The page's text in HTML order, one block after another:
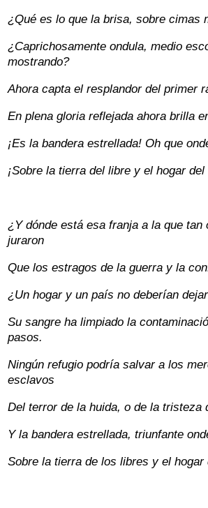
¿Qué es lo que la brisa, sobre cimas
¿Caprichosamente ondula, medio
mostrando?
Ahora capta el resplandor del primer
En plena gloria reflejada ahora brilla
¡Es la bandera estrellada! Oh que
¡Sobre la tierra del libre y el hogar
¿Y dónde está esa franja a la que tan
juraron
Que los estragos de la guerra y la
¿Un hogar y un país no deberían
Su sangre ha limpiado la
pasos.
Ningún refugio podría salvar a los
esclavos
Del terror de la huida, o de la tristeza
Y la bandera estrellada, triunfante
Sobre la tierra de los libres y el hogar